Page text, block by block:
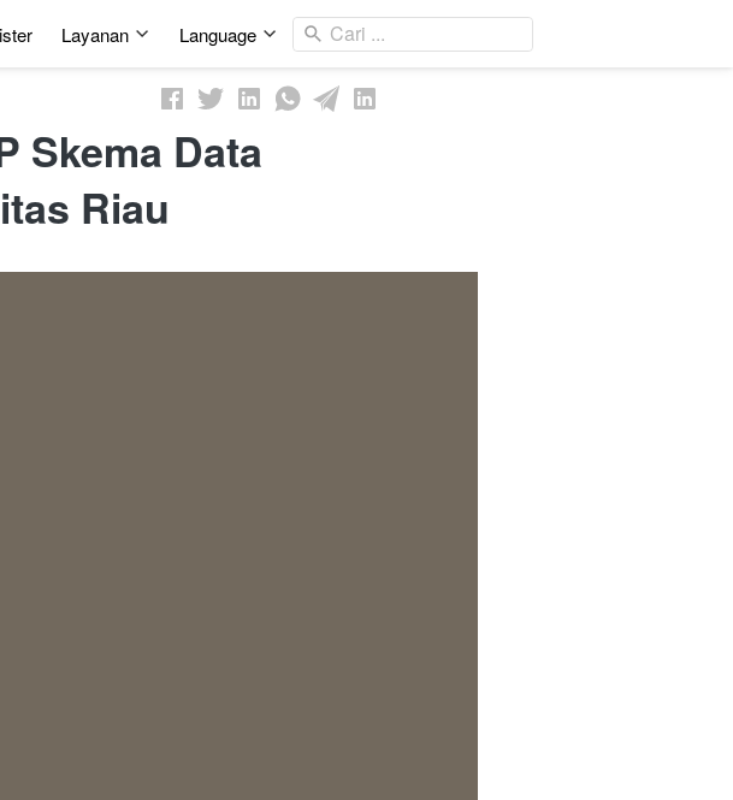
Layanan Language Cari ...
Skema Data
Riau